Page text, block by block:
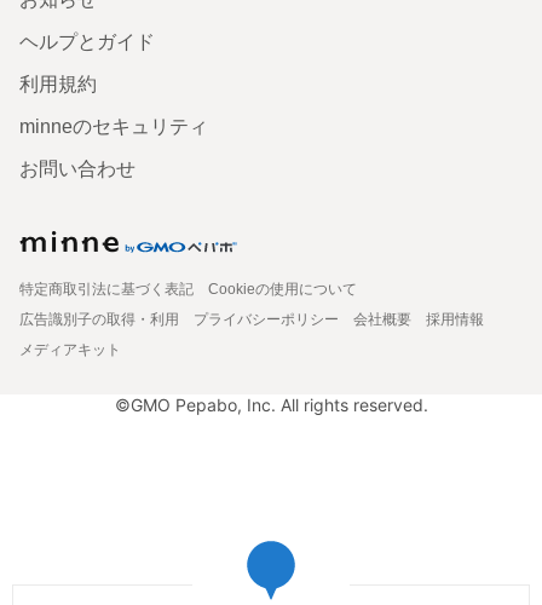
ヘルプとガイド
利用規約
minneのセキュリティ
お問い合わせ
特定商取引法に基づく表記
Cookieの使用について
広告識別子の取得・利用
プライバシーポリシー 会社概要
採用情報
メディアキット
©GMO Pepabo, Inc. All rights reserved.